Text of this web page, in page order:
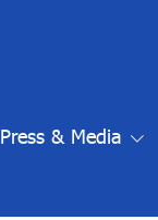
Press & Media